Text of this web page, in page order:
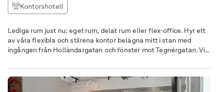
Kontorshotell
Lediga rum just nu: eget rum, delat rum eller flex-office. Hyr ett
av våra flexibla och stilrena kontor belägna mitt i stan med
ingången från Holländargatan och fönster mot Tegnérgatan. Vi